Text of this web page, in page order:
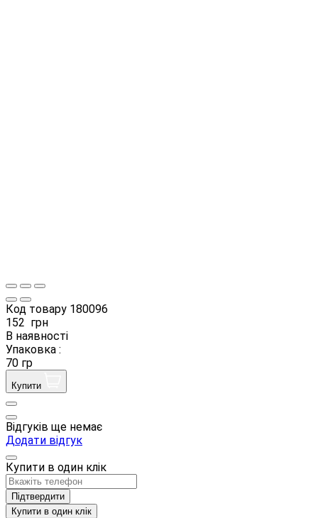
Код товару 180096
152 грн
В наявності
Упаковка :
70 гр
Купити
Відгуків ще немає
Додати відгук
Купити в один клік
Підтвердити
Купити в один клік